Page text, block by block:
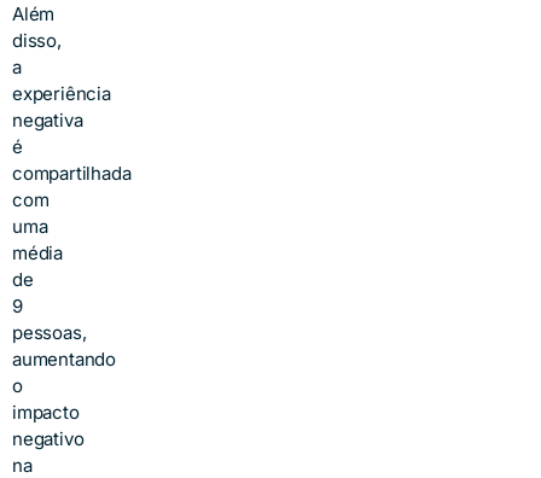
Além
disso,
a
experiência
negativa
é
compartilhada
com
uma
média
de
9
pessoas,
aumentando
o
impacto
negativo
na